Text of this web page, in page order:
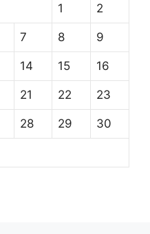
1 2
7 8 9
14 15 16
21 22 23
28 29 30